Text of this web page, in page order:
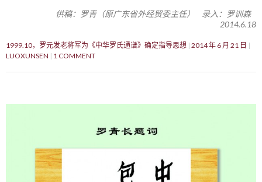
供稿：罗青（原广东省外经贸委主任） 录入：罗训森
2014.6.18
1999.10，罗元发老将军为《中华罗氏通谱》确定指导思想 2014 年 6 月 21 日
LUOXUNSEN
1 COMMENT